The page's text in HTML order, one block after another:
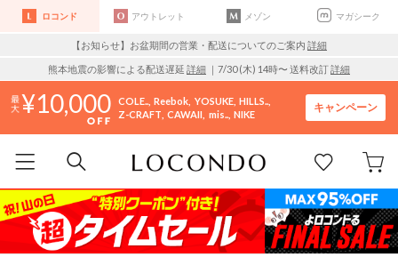
ロコンド アウトレット メゾン マガシーク
【お知らせ】お盆期間の営業・配送についてのご案内 詳細
熊本地震の影響による配送遅延 詳細 ｜7/30 (木) 14時〜 送料改訂詳細
10,000 COLE.. Reebok YOSUKE HILLS..
Z-CRAFT CAWAII mis.. NIKE
キャンペーン